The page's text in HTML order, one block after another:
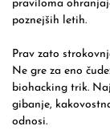
praviloma
poznejših letih.
Prav zato
Ne gre za eno
biohacking trik.
gibanje,
odnosi.